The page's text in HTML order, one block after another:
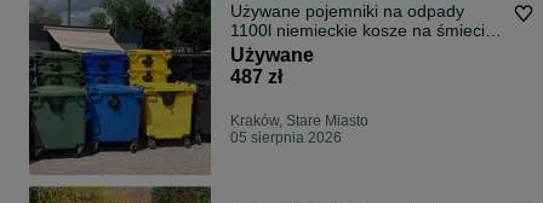
Używane pojemniki na odpady
1100l niemieckie kosze na śmieci
kosze na śmieci kosze na śmieci
pojemnik na śmieci kosz na odpady
kosze na śmieci
Używane
487 zł
Kraków, Stare Miasto
05 sierpnia 2026